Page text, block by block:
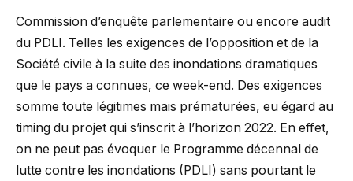
Commission d’enquête parlementaire ou encore audit
du PDLI. Telles les exigences de l’opposition et de la
Société civile à la suite des inondations dramatiques
que le pays a connues, ce week-end. Des exigences
somme toute légitimes mais prématurées, eu égard au
timing du projet qui s’inscrit à l’horizon 2022. En effet,
on ne peut pas évoquer le Programme décennal de
lutte contre les inondations (PDLI) sans pourtant le